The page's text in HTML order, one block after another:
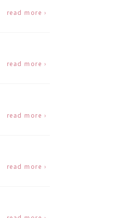
read more ›
read more ›
read more ›
read more ›